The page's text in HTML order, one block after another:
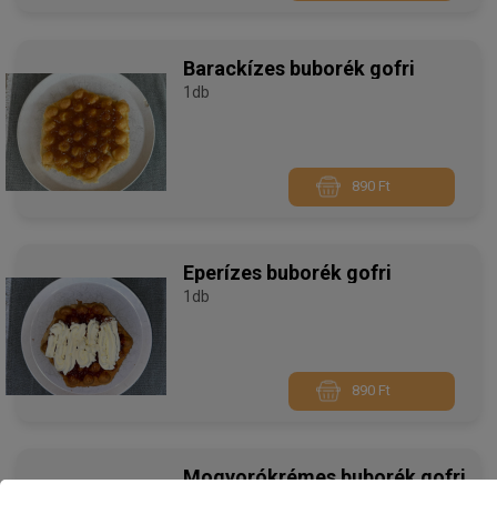
Barackízes buborék gofri
1db
890 Ft
Eperízes buborék gofri
1db
890 Ft
Mogyorókrémes buborék gofri